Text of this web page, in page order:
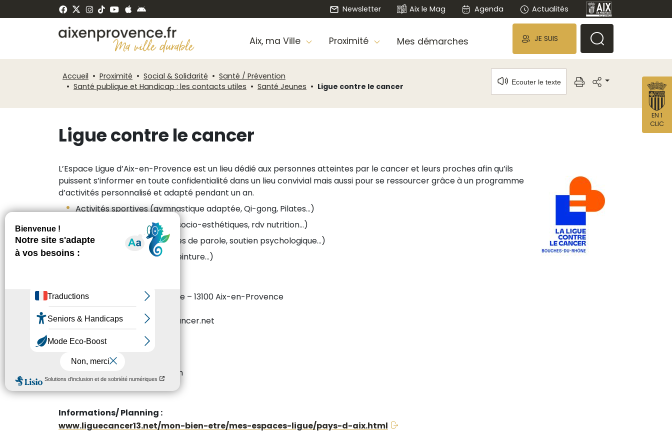
Newsletter Aix le Mag Agenda Actualités
Aix, ma Ville Proximité Mes démarches JE SUIS
Accueil Proximité Social & Solidarité
Santé / Prévention
Santé publique et Handicap : les contacts utiles
Santé Jeunes Ligue contre le cancer Ecouter le texte
Ligue contre le cancer
L’Espace Ligue d’Aix-en-Provence est un lieu dédié aux personnes atteintes par le cancer et leurs proches afin qu’ils
puissent s’informer en toute confidentialité dans un lieu convivial mais aussi pour se ressourcer grâce à un programme
d’activités personnalisé et adapté pendant un an.
Activités sportives (gymnastique adaptée, Qi-gong, Pilates...)
Activités bien-être (soins socio-esthétiques, rdv nutrition...)
Ateliers "Thérapie" (groupes de parole, soutien psychologique...)
Ateliers créatifs (dessin, peinture...)
Adresse : 1 avenue Paul Cézanne – 13100 Aix-en-Provence
Mail : EspaceLigue.Aix@ligue-cancer.net
Lundi et mercredi de 9h à 14h
Mardi de 9h à 12h et de 13h à 17h
Jeudi de 9h à 13h
Informations/ Planning :
www.liguecancer13.net/mon-bien-etre/mes-espaces-ligue/pays-d-aix.html
EN 1
CLIC
Panneau de gestion des cookies